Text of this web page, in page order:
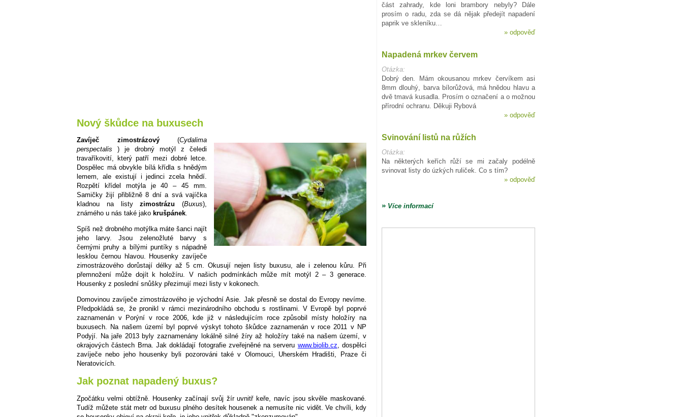
Nový škůdce na buxusech
Zavíječ zimostrázový (Cydalima
perspectalis ) je drobný motýl z čeledi
travaříkovití, který patří mezi dobré letce.
Dospělec má obvykle bílá křídla s hnědým
lemem, ale existují i jedinci zcela hnědí.
Rozpětí křídel motýla je 40 – 45 mm.
Samičky žijí přibližně 8 dní a svá vajíčka
kladnou na listyzimostrázu (Buxus),
známého u nás také jako krušpánek.
Spíš než drobného motýlka máte šanci najít
jeho larvy. Jsou zelenožluté barvy s
černými pruhy a bílými puntíky s nápadně
lesklou černou hlavou. Housenky zavíječe
zimostrázového dorůstají délky až 5 cm. Okusují nejen listy buxusu, ale i zelenou kůru. Při
přemnožení může dojít k holožíru. V našich podmínkách může mít motýl 2 – 3 generace.
Housenky z poslední snůšky přezimují mezi listy v kokonech.
Domovinou zavíječe zimostrázového je východní Asie. Jak přesně se dostal do Evropy nevíme.
Předpokládá se, že pronikl v rámci mezinárodního obchodu s rostlinami. V Evropě byl poprvé
zaznamenán v Porýní v roce 2006, kde již v následujícím roce způsobil místy holožíry na
buxusech. Na našem území byl poprvé výskyt tohoto škůdce zaznamenán v roce 2011 v NP
Podyjí. Na jaře 2013 byly zaznamenány lokálně silné žíry až holožíry také na našem území, v
okrajových částech Brna. Jak dokládají fotografie zveřejněné na serveru www.biolib.cz, dospělci
zavíječe nebo jeho housenky byli pozorováni také v Olomouci, Uherském Hradišti, Praze či
Neratovicích.
Jak poznat napadený buxus?
Zpočátku velmi obtížně. Housenky začínají svůj žír uvnitř keře, navíc jsou skvěle maskované.
Tudíž můžete stát metr od buxusu plného desítek housenek a nemusíte nic vidět. Ve chvíli, kdy
část zahrady, kde loni brambory nebyly? Dále
prosím o radu, zda se dá nějak předejít napadení
paprik ve skleníku…
» odpověď
Napadená mrkev červem
Otázka:
Dobrý den. Mám okousanou mrkev červíkem asi
8mm dlouhý, barva bílorůžová, má hnědou hlavu a
dvě tmavá kusadla. Prosím o označení a o možnou
přírodní ochranu. Děkuji Rybová
» odpověď
Svinování listů na růžích
Otázka:
Na některých keřích růží se mi začaly podélně
svinovat listy do úzkých ruliček. Co s tím?
» odpověď
» Více informací